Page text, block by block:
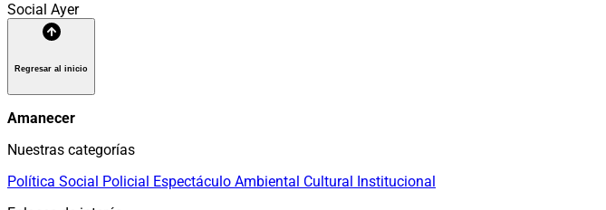
Social Ayer
Regresar al inicio
Amanecer
Nuestras categorías
Política Social Policial Espectáculo Ambiental Cultural Institucional